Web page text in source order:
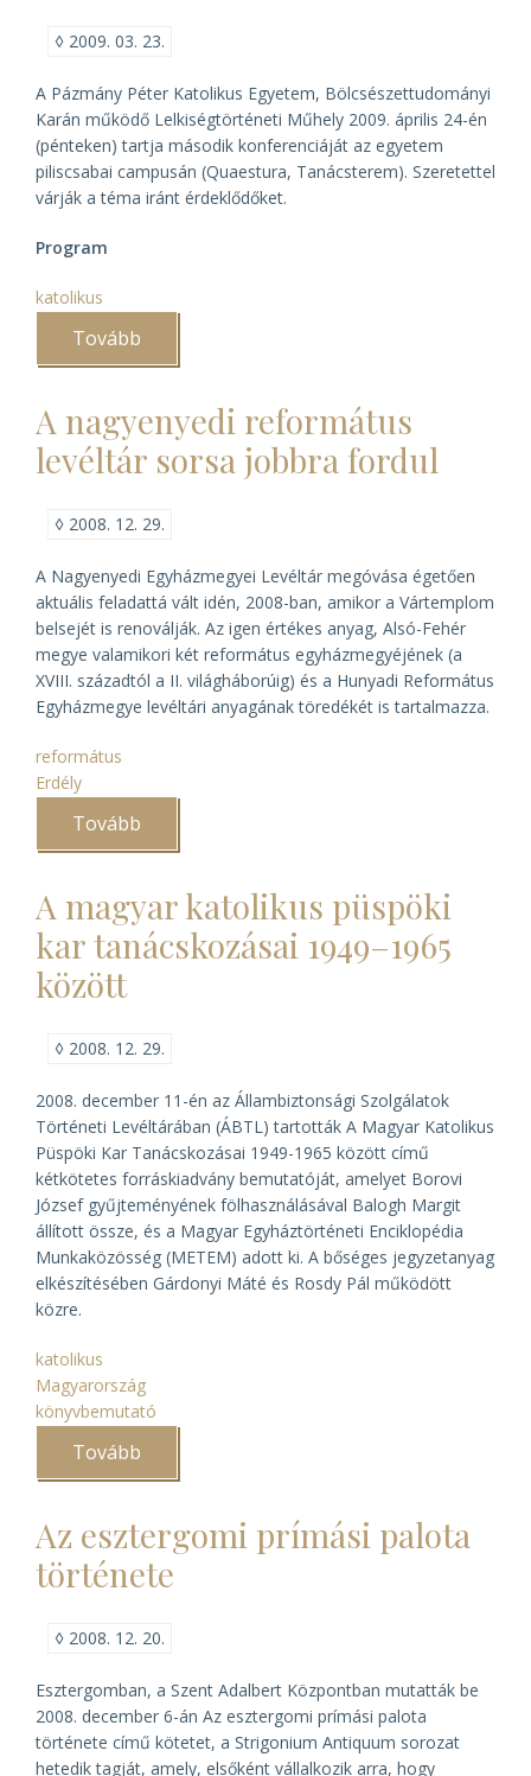
◊ 2009. 03. 23.
A Pázmány Péter Katolikus Egyetem, Bölcsészettudományi
Karán működő Lelkiségtörténeti Műhely 2009. április 24-én
(pénteken) tartja második konferenciáját az egyetem
piliscsabai campusán (Quaestura, Tanácsterem). Szeretettel
várják a téma iránt érdeklődőket.
Program
katolikus
Tovább
Műhely
konferenciája)
A nagyenyedi református
levéltár sorsa jobbra fordul
◊ 2008. 12. 29.
A Nagyenyedi Egyházmegyei Levéltár megóvása égetően
aktuális feladattá vált idén, 2008-ban, amikor a Vártemplom
belsejét is renoválják. Az igen értékes anyag, Alsó-Fehér
megye valamikori két református egyházmegyéjének (a
XVIII. századtól a II. világháborúig) és a Hunyadi Református
Egyházmegye levéltári anyagának töredékét is tartalmazza.
református
Erdély
Tovább
református
sorsa
jobbra
fordul
)
A magyar katolikus püspöki
kar tanácskozásai 1949–1965
között
◊ 2008. 12. 29.
2008. december 11-én az Állambiztonsági Szolgálatok
Történeti Levéltárában (ÁBTL) tartották A Magyar Katolikus
Püspöki Kar Tanácskozásai 1949-1965 között című
kétkötetes forráskiadvány bemutatóját, amelyet Borovi
József gyűjteményének fölhasználásával Balogh Margit
állított össze, és a Magyar Egyháztörténeti Enciklopédia
Munkaközösség (METEM) adott ki. A bőséges jegyzetanyag
elkészítésében Gárdonyi Máté és Rosdy Pál működött
közre.
katolikus
Magyarország
könyvbemutató
Tovább
katolikus
kar
tanácskozásai
1949–
1965
Az esztergomi prímási palota
története
◊ 2008. 12. 20.
Esztergomban, a Szent Adalbert Központban mutatták be
2008. december 6-án Az esztergomi prímási palota
története című kötetet, a Strigonium Antiquum sorozat
hetedik tagját, amely, elsőként vállalkozik arra, hogy